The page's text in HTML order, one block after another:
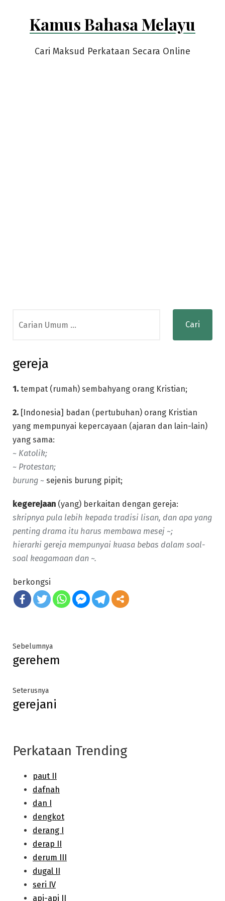
Kamus Bahasa Melayu
Cari Maksud Perkataan Secara Online
for:
gereja
1. tempat (rumah) sembahyang orang Kristian;
2. [Indonesia] badan (pertubuhan) orang Kristian
yang mempunyai kepercayaan (ajaran dan lain-lain)
yang sama:
~ Katolik;
~ Protestan;
burung ~ sejenis burung pipit;
kegerejaan (yang) berkaitan dengan gereja:
skripnya pula lebih kepada tradisi lisan, dan apa yang
penting drama itu harus membawa mesej ~;
hierarki gereja mempunyai kuasa bebas dalam soal-
soal keagamaan dan ~.
berkongsi
Post
navigation
SebelumnyaPrevious
post:
gerehem
SeterusnyaNext
post:
gerejani
Perkataan Trending